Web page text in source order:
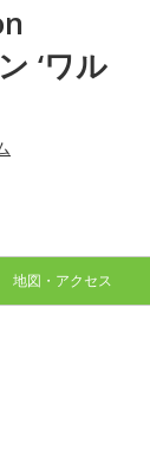
‘ワル
地図・アクセス